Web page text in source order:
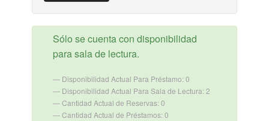
Sólo se cuenta con disponibilidad
para sala de lectura.
Disponibilidad Actual Para Préstamo: 0
Disponibilidad Actual Para Sala de Lectura: 2
Cantidad Actual de Reservas: 0
Cantidad Actual de Préstamos: 0